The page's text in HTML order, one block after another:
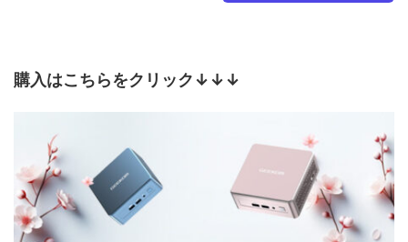
購入はこちらをクリック↓↓↓